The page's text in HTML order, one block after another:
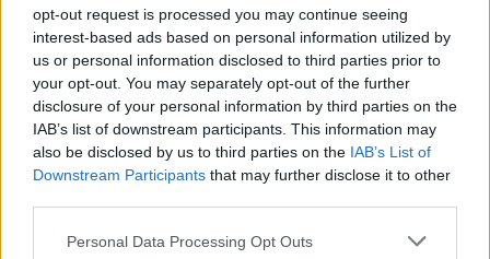
opt-out request is processed you may continue seeing
interest-based ads based on personal information utilized by
us or personal information disclosed to third parties prior to
your opt-out. You may separately opt-out of the further
disclosure of your personal information by third parties on the
IAB’s list of downstream participants. This information may
also be disclosed by us to third parties on the IAB’s List of
Downstream Participants that may further disclose it to other
Personal Data Processing Opt Outs